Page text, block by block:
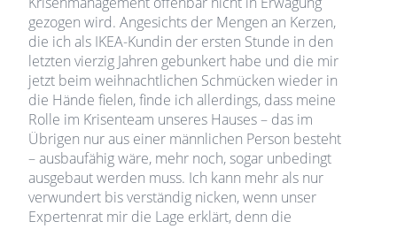
gezogen wird. Angesichts der Mengen an Kerzen,
die ich als IKEA-Kundin der ersten Stunde in den
letzten vierzig Jahren gebunkert habe und die mir
jetzt beim weihnachtlichen Schmücken wieder in
die Hände fielen, finde ich allerdings, dass meine
Rolle im Krisenteam unseres Hauses – das im
Übrigen nur aus einer männlichen Person besteht
– ausbaufähig wäre, mehr noch, sogar unbedingt
ausgebaut werden muss. Ich kann mehr als nur
verwundert bis verständig nicken, wenn unser
Expertenrat mir die Lage erklärt, denn die